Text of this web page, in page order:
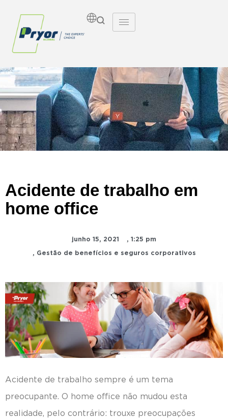
Insights
Acidente de trabalho em
home office
junho 15, 2021 , 1:25 pm
, Gestão de benefícios e seguros corporativos
Acidente de trabalho sempre é um tema
preocupante. O home office não mudou esta
realidade, pelo contrário: trouxe preocupações